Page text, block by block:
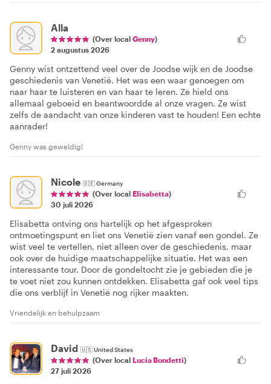
Alla
(Over local Genny)
2 augustus 2026
Genny wist ontzettend veel over de Joodse wijk en de Joodse
geschiedenis van Venetië. Het was een waar genoegen om
naar haar te luisteren en van haar te leren. Ze hield ons
allemaal geboeid en beantwoordde al onze vragen. Ze wist
zelfs de aandacht van onze kinderen vast te houden! Een echte
aanrader!
Genny was geweldig!
Nicole 🇩🇪Germany
(Over local Elisabetta)
30 juli 2026
Elisabetta ontving ons hartelijk op het afgesproken
ontmoetingspunt en liet ons Venetië zien vanaf een gondel. Ze
wist veel te vertellen, niet alleen over de geschiedenis, maar
ook over de huidige maatschappelijke situatie. Het was een
interessante tour. Door de gondeltocht zie je gebieden die je
te voet niet zou kunnen ontdekken. Elisabetta gaf ook veel tips
die ons verblijf in Venetië nog rijker maakten.
Vriendelijk en behulpzaam
David 🇺🇸United States
(Over local Lucia Bondetti)
27 juli 2026